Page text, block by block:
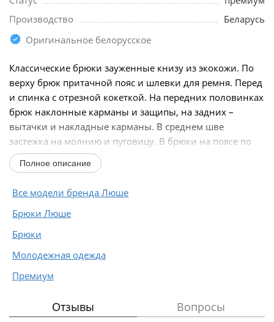
Производство
Беларусь
Оригинальное белорусское
Классические брюки зауженные книзу из экокожи. По
верху брюк притачной пояс и шлевки для ремня. Перед
и спинка с отрезной кокеткой. На передних половинках
брюк наклонные карманы и защипы, на задних –
вытачки и накладные карманы. В среднем шве
застежка на молнию и пуговицу. В брюки на поясе по
спинке...
Полное описание
Все модели бренда Люше
Брюки Люше
Брюки
Молодежная одежда
Премиум
Отзывы Вопросы